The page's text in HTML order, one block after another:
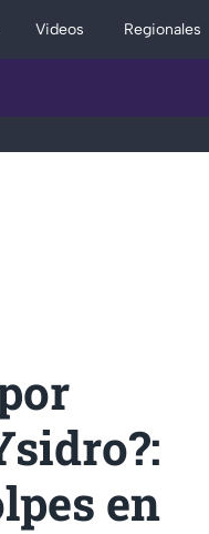
Videos Regionales
en